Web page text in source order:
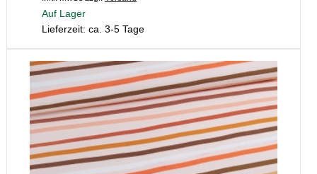
Auf Lager
Lieferzeit: ca. 3-5 Tage